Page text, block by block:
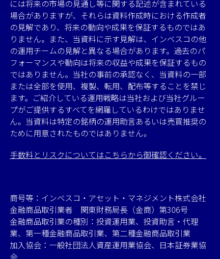
には将来の市場の見通し等に関する記述が含まれている
場合がありますが、それらは資料作成時における作成者
の見解であり、将来の動向や成果を保証するものではあ
りません。また、当資料に示す見解は、インベスコの他
の運用チームの見解と異なる場合があります。過去のパ
フォーマンスや動向は将来の収益や成果を保証するもの
ではありません。当社の事前の承認なく、当資料の一部
または全部を使用、複製、転用、配布等することを禁じ
ます。ご紹介している運用戦略は当社および当社グルー
プがご提供するすべてを網羅しているわけではありませ
ん。当資料は特定の銘柄の運用助言あるいは売買推奨の
ために用意されたものではありません。
手数料とリスクについてはこちらから御確認ください。
商号等：インベスコ・アセット・マネジメント株式会社
金融商品取引業者 関東財務局長（金商）第306号
金融商品取引業の種別：投資運用業、投資助言・代理
業、第一種金融商品取引業、第二種金融商品取引業
加入協会：一般社団法人資産運用業協会、日本証券業協
会